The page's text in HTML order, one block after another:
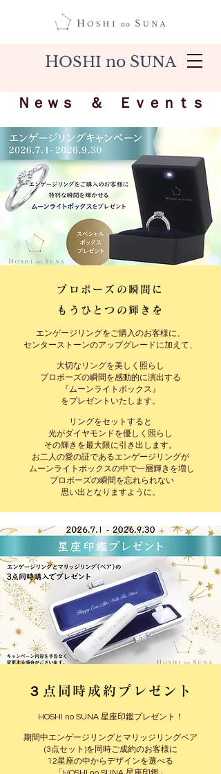
HOSHI no SUNA
​Ｎｅｗｓ ＆ Ｅｖｅｎｔｓ
プロポーズの瞬間に
もうひとつの輝きを
エンゲージリングをご購入のお客様に、
センターストーンのアップグレードに加えて、
大切なリングを美しく照らし
プロポーズの瞬間を感動的に演出する
『ムーンライトボックス』
をプレゼントいたします。
リングをセットすると
光がダイヤモンドを優しく照らし
その輝きを最大限に引き出します。
お二人の愛の証であるエンゲージリングが
ムーンライトボックスの中で一層輝きを増し
プロポーズの瞬間を忘れられない
思い出となりますように。
３点同時成約プレゼント
HOSHI no SUNA 星座印鑑プレゼント！
期間中エンゲージリングとマリッジリングペア
(3点セット)を同時ご成約のお客様に
12星座の中からデザインを選べる